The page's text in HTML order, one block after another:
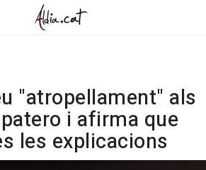
"atropellament" als
i afirma que
les explicacions